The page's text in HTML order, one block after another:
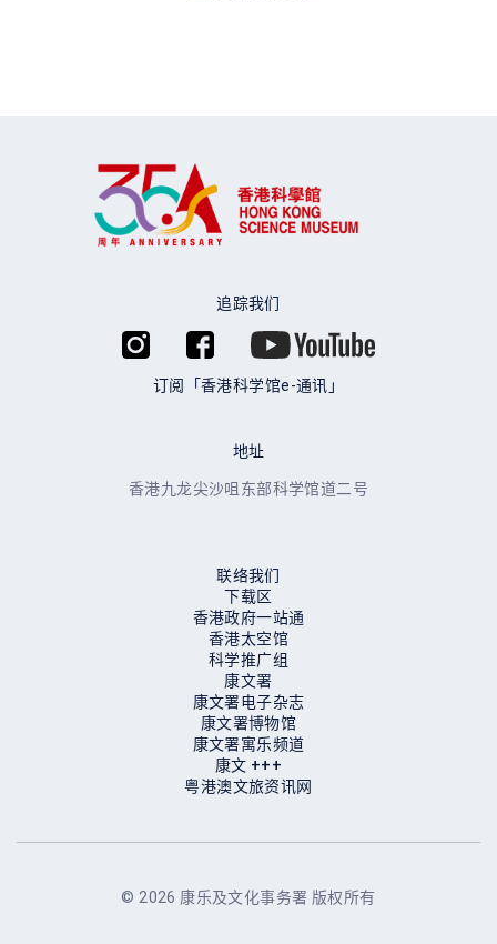
追踪我们
订阅「香港科学馆e-通讯」
地址
香港九龙尖沙咀东部科学馆道二号
联络我们
下载区
香港政府一站通
香港太空馆
科学推广组
康文署
康文署电子杂志
康文署博物馆
康⽂署寓乐频道
康⽂ +++
粤港澳文旅资讯网
© 2026 康乐及文化事务署 版权所有